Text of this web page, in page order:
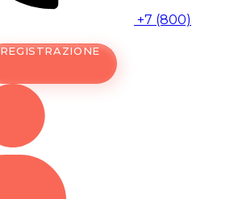
+7 (800)
REGISTRAZIONE